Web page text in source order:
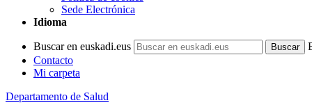
Sede Electrónica
Idioma
Buscar en euskadi.eus
Contacto
Mi carpeta
Departamento de Salud